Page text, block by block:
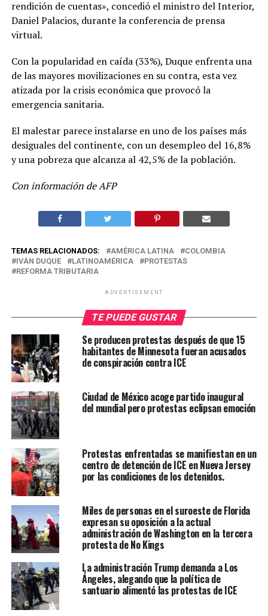
rendición de cuentas», concedió el ministro del Interior,
Daniel Palacios, durante la conferencia de prensa
virtual.
Con la popularidad en caída (33%), Duque enfrenta una
de las mayores movilizaciones en su contra, esta vez
atizada por la crisis económica que provocó la
emergencia sanitaria.
El malestar parece instalarse en uno de los países más
desiguales del continente, con un desempleo del 16,8%
y una pobreza que alcanza al 42,5% de la población.
Con información de AFP
TEMAS RELACIONADOS: AMÉRICA LATINA
COLOMBIA
IVÁN DUQUE
LATINOAMÉRICA
PROTESTAS
REFORMA TRIBUTARIA
ADVERTISEMENT
TE PUEDE GUSTAR
Se producen protestas después de que 15
habitantes de Minnesota fueran acusados
de conspiración contra ICE
Ciudad de México acoge partido inaugural
del mundial pero protestas eclipsan emoción
Protestas enfrentadas se manifiestan en un
centro de detención de ICE en Nueva Jersey
por las condiciones de los detenidos.
Miles de personas en el suroeste de Florida
expresan su oposición a la actual
administración de Washington en la tercera
protesta de No Kings
La administración Trump demanda a Los
Ángeles, alegando que la política de
santuario alimentó las protestas de ICE